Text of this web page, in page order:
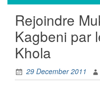
Rejoindre
Kagbeni par
Khola
29 December 2011